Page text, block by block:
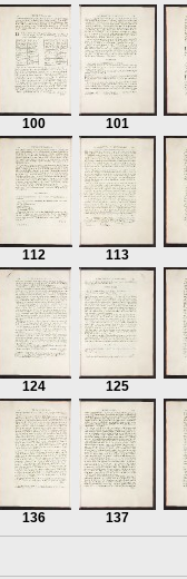
100 101
112 113
124 125
136 137